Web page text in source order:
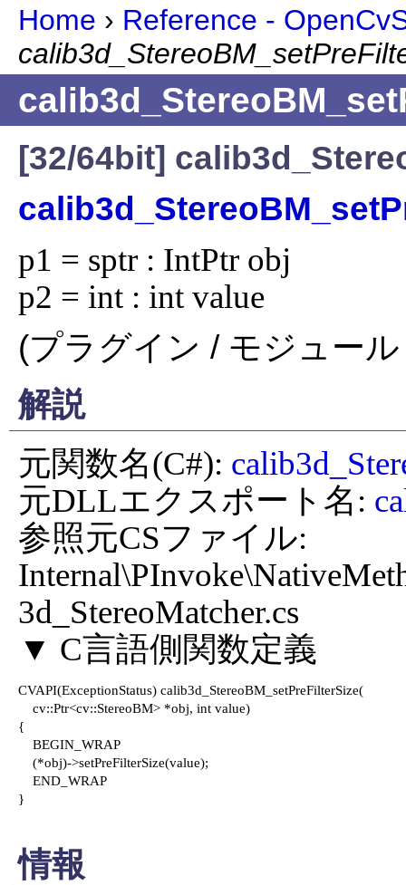
Home › Reference -
[32/64bit]
p1 = sptr : IntPtr obj
p2 = int : int value
(プラグイン / モジュー
解説
元関数名(C#):
元DLLエクスポート名:
参照元CSファイル:
3d_StereoMatcher.cs
CVAPI(ExceptionStatus) calib3d_StereoBM_setPreFilterSize(
    cv::Ptr<cv::StereoBM> *obj, int value)
{
    BEGIN_WRAP
    (*obj)->setPreFilterSize(value);
    END_WRAP
}
情報